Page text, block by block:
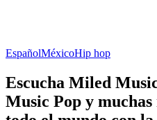
EspañolMéxicoHip hop
Escucha Miled
Music Pop y muchas